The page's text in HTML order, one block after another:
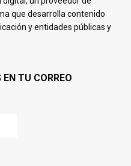
que desarrolla contenido
y entidades públicas y
TU CORREO